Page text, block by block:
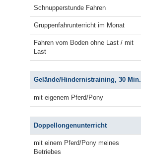
Schnupperstunde Fahren
Gruppenfahrunterricht im Monat
Fahren vom Boden ohne Last / mit
Last
Gelände/Hindernistraining, 30 Min.
mit eigenem Pferd/Pony
Doppellongenunterricht
mit einem Pferd/Pony meines
Betriebes